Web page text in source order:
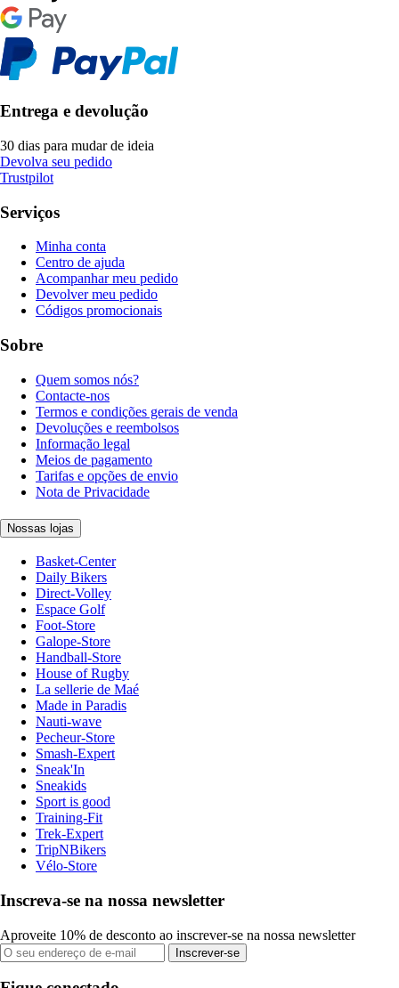
Entrega e devolução
30 dias para mudar de ideia
Devolva seu pedido
Trustpilot
Serviços
Minha conta
Centro de ajuda
Acompanhar meu pedido
Devolver meu pedido
Códigos promocionais
Sobre
Quem somos nós?
Contacte-nos
Termos e condições gerais de venda
Devoluções e reembolsos
Informação legal
Meios de pagamento
Tarifas e opções de envio
Nota de Privacidade
Nossas lojas
Basket-Center
Daily Bikers
Direct-Volley
Espace Golf
Foot-Store
Galope-Store
Handball-Store
House of Rugby
La sellerie de Maé
Made in Paradis
Nauti-wave
Pecheur-Store
Smash-Expert
Sneak'In
Sneakids
Sport is good
Training-Fit
Trek-Expert
TripNBikers
Vélo-Store
Inscreva-se na nossa newsletter
Aproveite 10% de desconto ao inscrever-se na nossa newsletter
Inscrever-se